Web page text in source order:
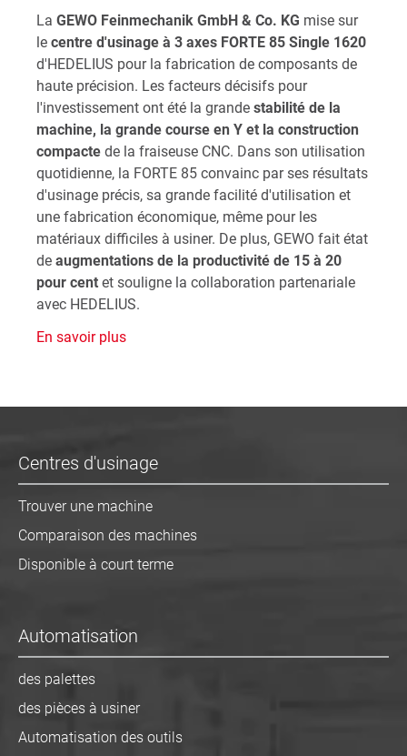
La GEWO Feinmechanik GmbH & Co. KG mise sur
le centre d'usinage à 3 axes FORTE 85 Single 1620
d'HEDELIUS pour la fabrication de composants de
haute précision. Les facteurs décisifs pour
l'investissement ont été la grande stabilité de la
machine, la grande course en Y et la construction
compacte de la fraiseuse CNC. Dans son utilisation
quotidienne, la FORTE 85 convainc par ses résultats
d'usinage précis, sa grande facilité d'utilisation et
une fabrication économique, même pour les
matériaux difficiles à usiner. De plus, GEWO fait état
de augmentations de la productivité de 15 à 20
pour cent et souligne la collaboration partenariale
avec HEDELIUS.
En savoir plus
Centres d'usinage
Trouver une machine
Comparaison des machines
Disponible à court terme
Automatisation
des palettes
des pièces à usiner
Automatisation des outils